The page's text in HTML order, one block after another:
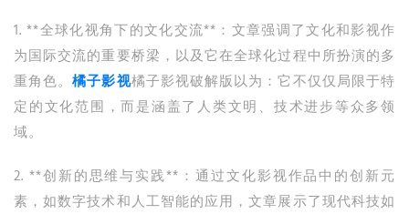
1. **全球化视角下的文化交流**：文章强调了文化和影视作
为国际交流的重要桥梁，以及它在全球化过程中所扮演的多
重角色。橘子影视橘子影视破解版以为：它不仅仅局限于特
定的文化范围，而是涵盖了人类文明、技术进步等众多领
域。
2. **创新的思维与实践**：通过文化影视作品中的创新元
素，如数字技术和人工智能的应用，文章展示了现代科技如